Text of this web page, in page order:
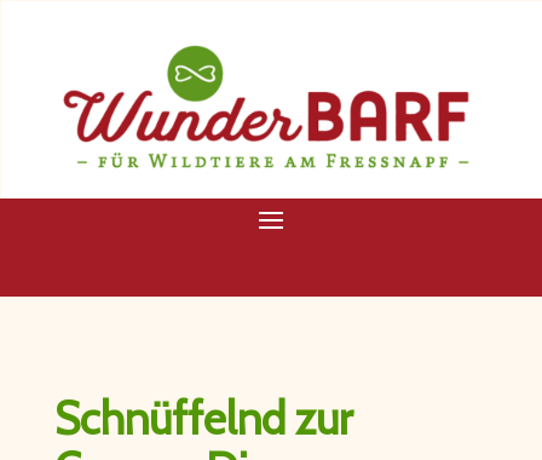
Schnüffelnd zur